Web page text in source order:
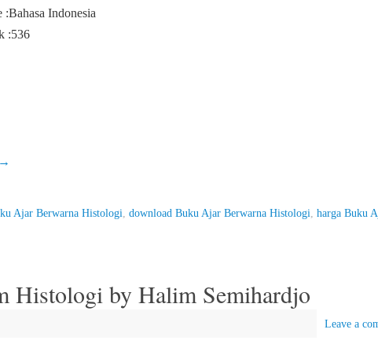
:Bahasa Indonesia
:536
→
Ajar Berwarna Histologi download Buku Ajar Berwarna Histologi harga Buku
Histologi by Halim Semihardjo
Leave a